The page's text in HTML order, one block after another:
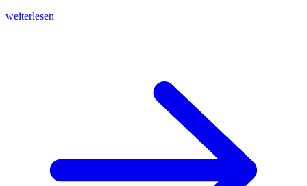
weiterlesen